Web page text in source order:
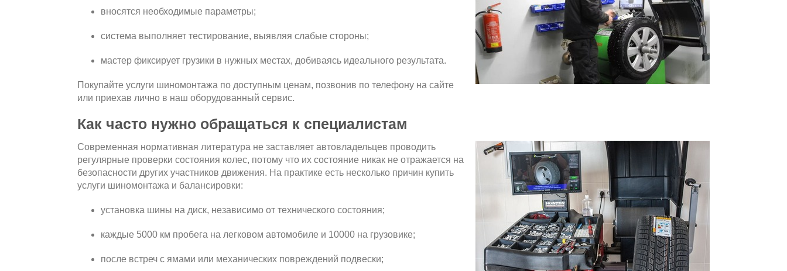
вносятся необходимые параметры;
система выполняет тестирование, выявляя слабые стороны;
мастер фиксирует грузики в нужных местах, добиваясь идеального результата.
Покупайте услуги шиномонтажа по доступным ценам, позвонив по телефону на сайте
или приехав лично в наш оборудованный сервис.
Как часто нужно обращаться к специалистам
Современная нормативная литература не заставляет автовладельцев проводить
регулярные проверки состояния колес, потому что их состояние никак не отражается на
безопасности других участников движения. На практике есть несколько причин купить
услуги шиномонтажа и балансировки:
установка шины на диск, независимо от технического состояния;
каждые 5000 км пробега на легковом автомобиле и 10000 на грузовике;
после встреч с ямами или механических повреждений подвески;